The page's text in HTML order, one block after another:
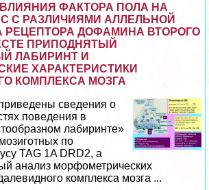
ФАКТОРА ПОЛА НА
С РАЗЛИЧИЯМИ АЛЛЕЛЬНОЙ
РЕЦЕПТОРА ДОФАМИНА ВТОРОГО
ПРИПОДНЯТЫЙ
ЛАБИРИНТ И
ХАРАКТЕРИСТИКИ
КОМПЛЕКСА МОЗГА
сведения о
поведения в
лабиринте»
по
TAG 1A DRD2, а
анализ морфометрических
комплекса мозга ...